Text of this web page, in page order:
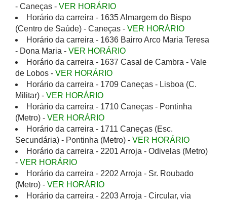
- Caneças - VER HORÁRIO
Horário da carreira - 1635 Almargem do Bispo
(Centro de Saúde) - Caneças - VER HORÁRIO
Horário da carreira - 1636 Bairro Arco Maria Teresa
- Dona Maria - VER HORÁRIO
Horário da carreira - 1637 Casal de Cambra - Vale
de Lobos - VER HORÁRIO
Horário da carreira - 1709 Caneças - Lisboa (C.
Militar) - VER HORÁRIO
Horário da carreira - 1710 Caneças - Pontinha
(Metro) - VER HORÁRIO
Horário da carreira - 1711 Caneças (Esc.
Secundária) - Pontinha (Metro) - VER HORÁRIO
Horário da carreira - 2201 Arroja - Odivelas (Metro)
- VER HORÁRIO
Horário da carreira - 2202 Arroja - Sr. Roubado
(Metro) - VER HORÁRIO
Horário da carreira - 2203 Arroja - Circular, via